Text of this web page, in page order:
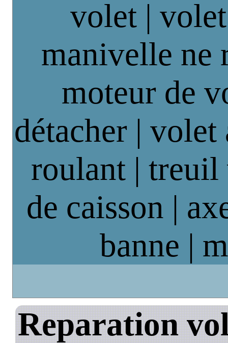
volet |
manivelle ne
moteur de
détacher | volet
roulant |
de caisson |
banne |
Reparation